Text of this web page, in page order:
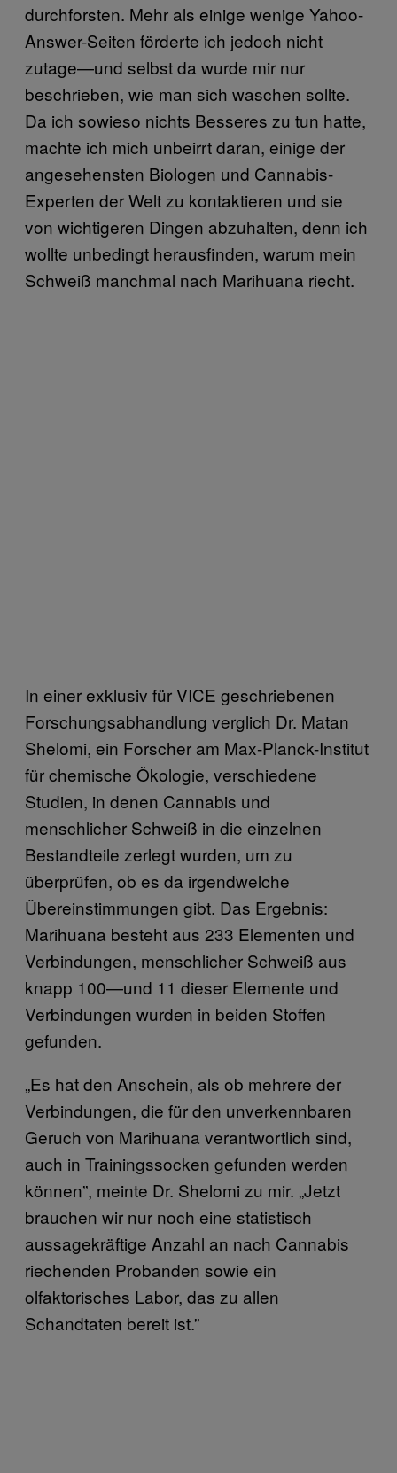
durchforsten. Mehr als einige wenige Yahoo-
Answer-Seiten förderte ich jedoch nicht
zutage—und selbst da wurde mir nur
beschrieben, wie man sich waschen sollte.
Da ich sowieso nichts Besseres zu tun hatte,
machte ich mich unbeirrt daran, einige der
angesehensten Biologen und Cannabis-
Experten der Welt zu kontaktieren und sie
von wichtigeren Dingen abzuhalten, denn ich
wollte unbedingt herausfinden, warum mein
Schweiß manchmal nach Marihuana riecht.
In einer exklusiv für VICE geschriebenen
Forschungsabhandlung verglich Dr. Matan
Shelomi, ein Forscher am Max-Planck-Institut
für chemische Ökologie, verschiedene
Studien, in denen Cannabis und
menschlicher Schweiß in die einzelnen
Bestandteile zerlegt wurden, um zu
überprüfen, ob es da irgendwelche
Übereinstimmungen gibt. Das Ergebnis:
Marihuana besteht aus 233 Elementen und
Verbindungen, menschlicher Schweiß aus
knapp 100—und 11 dieser Elemente und
Verbindungen wurden in beiden Stoffen
gefunden.
„Es hat den Anschein, als ob mehrere der
Verbindungen, die für den unverkennbaren
Geruch von Marihuana verantwortlich sind,
auch in Trainingssocken gefunden werden
können”, meinte Dr. Shelomi zu mir. „Jetzt
brauchen wir nur noch eine statistisch
aussagekräftige Anzahl an nach Cannabis
riechenden Probanden sowie ein
olfaktorisches Labor, das zu allen
Schandtaten bereit ist.”